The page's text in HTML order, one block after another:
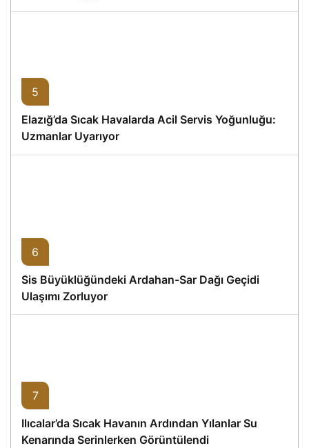
5
Elazığ’da Sıcak Havalarda Acil Servis Yoğunluğu:
Uzmanlar Uyarıyor
6
Sis Büyüklüğündeki Ardahan-Sar Dağı Geçidi
Ulaşımı Zorluyor
7
Ilıcalar’da Sıcak Havanın Ardından Yılanlar Su
Kenarında Serinlerken Görüntülendi